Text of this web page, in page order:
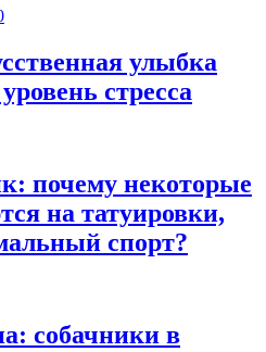
улыбка
стресса
почему некоторые
на татуировки,
спорт?
собачники в